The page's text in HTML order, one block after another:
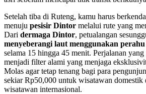
Setelah tiba di Ruteng, kamu harus
menuju pesisir Dintor melalui rute yang
Dari dermaga Dintor, petualangan
menyeberangi laut menggunakan
selama 15 hingga 45 menit. Perjalanan
menjadi filter alami yang menjaga
Molas agar tetap tenang bagi para
sekiar Rp50,000 untuk wisatawan
wisatawan internasional.